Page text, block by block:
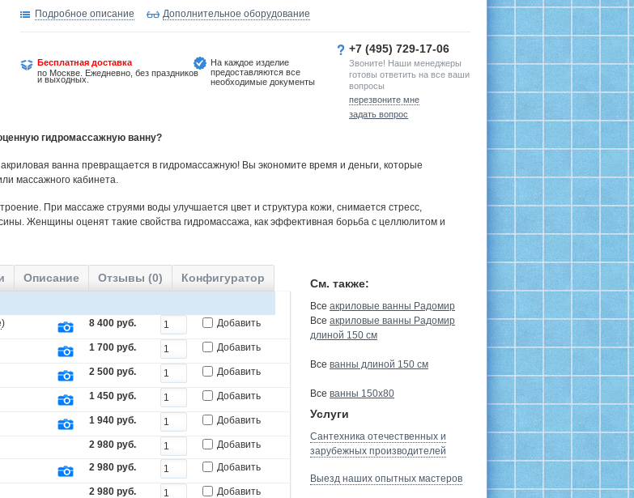
Подробное описание Дополнительное оборудование
Бесплатная доставка
по Москве. Ежедневно, без праздников
и выходных.
На каждое изделие
предоставляются все
необходимые документы
+7 (495) 729-17-06
Звоните! Наши менеджеры
готовы ответить на все ваши
вопросы
перезвоните мне
задать вопрос
гидромассажную ванну?
ванна превращается в гидромассажную! Вы экономите время и деньги, которые
массажного кабинета.
При массаже струями воды улучшается цвет и структура кожи, снимается стресс,
Женщины оценят такие свойства гидромассажа, как эффективная борьба с целлюлитом и
Описание Отзывы (0) Конфигуратор
) 8 400 руб. Добавить
1 700 руб. Добавить
2 500 руб. Добавить
1 450 руб. Добавить
1 940 руб. Добавить
2 980 руб.
Добавить
2 980 руб. Добавить
2 980 руб.
Добавить
См. также:
Все акриловые ванны Радомир
Все акриловые ванны Радомир
длиной 150 см
Все ванны длиной 150 см
Все ванны 150х80
Услуги
Сантехника отечественных и
зарубежных производителей
Выезд наших опытных мастеров